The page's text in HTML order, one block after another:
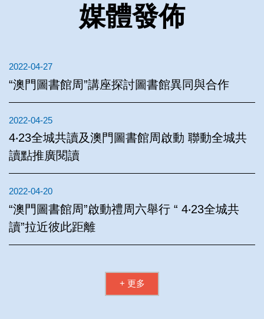
媒體發佈
2022-04-27
“澳門圖書館周”講座探討圖書館異同與合作
2022-04-25
4‧23全城共讀及澳門圖書館周啟動 聯動全城共
讀點推廣閱讀
2022-04-20
“澳門圖書館周”啟動禮周六舉行 “ 4‧23全城共
讀”拉近彼此距離
+ 更多